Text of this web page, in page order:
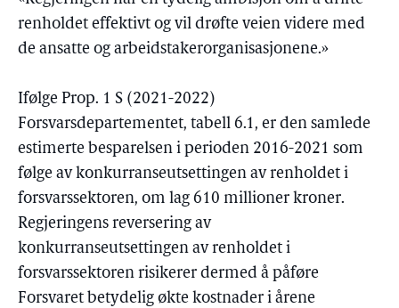
renholdet effektivt og vil drøfte veien videre med
de ansatte og arbeidstakerorganisasjonene.»
Ifølge Prop. 1 S (2021-2022)
Forsvarsdepartementet, tabell 6.1, er den samlede
estimerte besparelsen i perioden 2016-2021 som
følge av konkurranseutsettingen av renholdet i
forsvarssektoren, om lag 610 millioner kroner.
Regjeringens reversering av
konkurranseutsettingen av renholdet i
forsvarssektoren risikerer dermed å påføre
Forsvaret betydelig økte kostnader i årene